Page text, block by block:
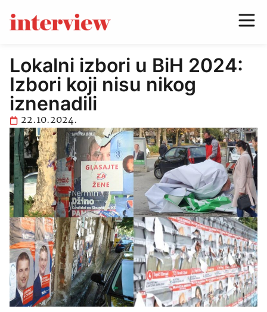
Lokalni izbori u BiH 2024:
Izbori koji nisu nikog
iznenadili
22.10.2024.